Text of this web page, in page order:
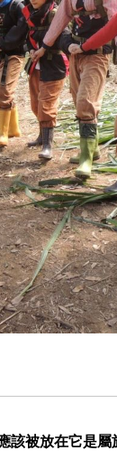
該被放在它是屬